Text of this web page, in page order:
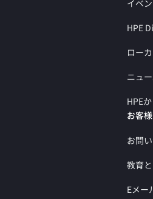
イベ
HPE
ロー
ニュ
HPE
お客
お問
教育
Eメー